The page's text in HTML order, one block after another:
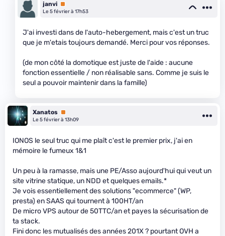
janvi Premium
Le 5 février à 17h53
J'ai investi dans de l'auto-hebergement, mais c'est un truc
que je m'etais toujours demandé. Merci pour vos réponses.
(de mon côté la domotique est juste de l'aide : aucune
fonction essentielle / non réalisable sans. Comme je suis le
seul a pouvoir maintenir dans la famille)
Xanatos Premium
Le 5 février à 13h09
IONOS le seul truc qui me plaît c'est le premier prix, j'ai en
mémoire le fumeux 1&1
Un peu à la ramasse, mais une PE/Asso aujourd'hui qui veut un
site vitrine statique, un NDD et quelques emails.*
Je vois essentiellement des solutions "ecommerce" (WP,
presta) en SAAS qui tournent à 100HT/an
De micro VPS autour de 50TTC/an et payes la sécurisation de
ta stack.
Fini donc les mutualisés des années 201X ? pourtant OVH a